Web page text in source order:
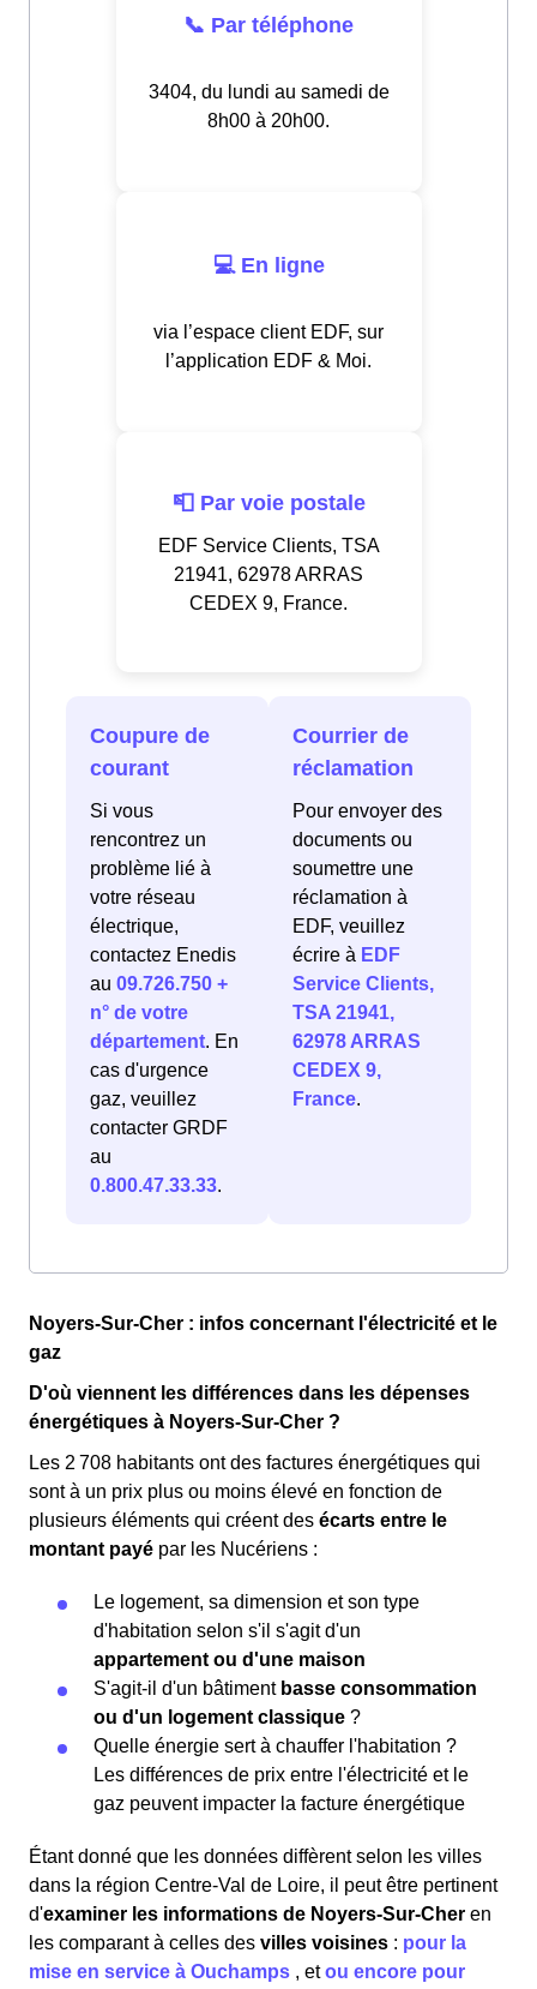
📞 Par téléphone
3404, du lundi au samedi de
8h00 à 20h00.
💻 En ligne
via l’espace client EDF, sur
l’application EDF & Moi.
📮 Par voie postale
EDF Service Clients, TSA
21941, 62978 ARRAS
CEDEX 9, France.
Coupure de
courant
Si vous
rencontrez un
problème lié à
votre réseau
électrique,
contactez Enedis
au 09.726.750 +
n° de votre
département. En
cas d'urgence
gaz, veuillez
contacter GRDF
au
0.800.47.33.33.
Courrier de
réclamation
Pour envoyer des
documents ou
soumettre une
réclamation à
EDF, veuillez
écrire à EDF
Service Clients,
TSA 21941,
62978 ARRAS
CEDEX 9,
France.
Noyers-Sur-Cher : infos concernant l'électricité et le
gaz
D'où viennent les différences dans les dépenses
énergétiques à Noyers-Sur-Cher ?
Les 2 708 habitants ont des factures énergétiques qui
sont à un prix plus ou moins élevé en fonction de
plusieurs éléments qui créent des écarts entre le
montant payé par les Nucériens :
Le logement, sa dimension et son type
d'habitation selon s'il s'agit d'un
appartement ou d'une maison
S'agit-il d'un bâtiment basse consommation
ou d'un logement classique ?
Quelle énergie sert à chauffer l'habitation ?
Les différences de prix entre l'électricité et le
gaz peuvent impacter la facture énergétique
Étant donné que les données diffèrent selon les villes
dans la région Centre-Val de Loire, il peut être pertinent
d'examiner les informations de Noyers-Sur-Cher en
les comparant à celles des villes voisines : pour la
mise en service à Ouchamps , etou encore pour